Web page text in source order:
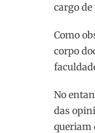
cargo de
Como
corpo
No
das
queriam